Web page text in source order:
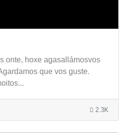
onte, hoxe agasallámosvos
que vos guste.
2.3K